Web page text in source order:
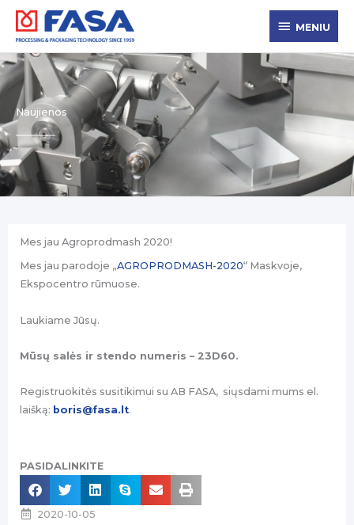
Pereiti
prie
turinio
MENIU
MENIU
Naujienos
Mes jau Agroprodmash 2020!
Mes jau parodoje „AGROPRODMASH-2020“ Maskvoje,
Ekspocentro rūmuose.
Laukiame Jūsų.
Mūsų salės ir stendo numeris – 23D60.
Registruokitės susitikimui su AB FASA, siųsdami mums el.
laišką: boris@fasa.lt.
PASIDALINKITE
2020-10-05